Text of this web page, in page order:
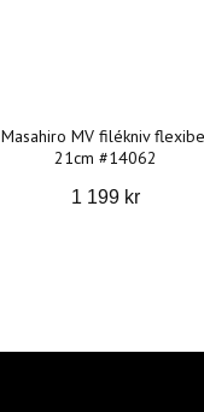
Masahiro MV filékniv
21cm #14062
1 199 kr